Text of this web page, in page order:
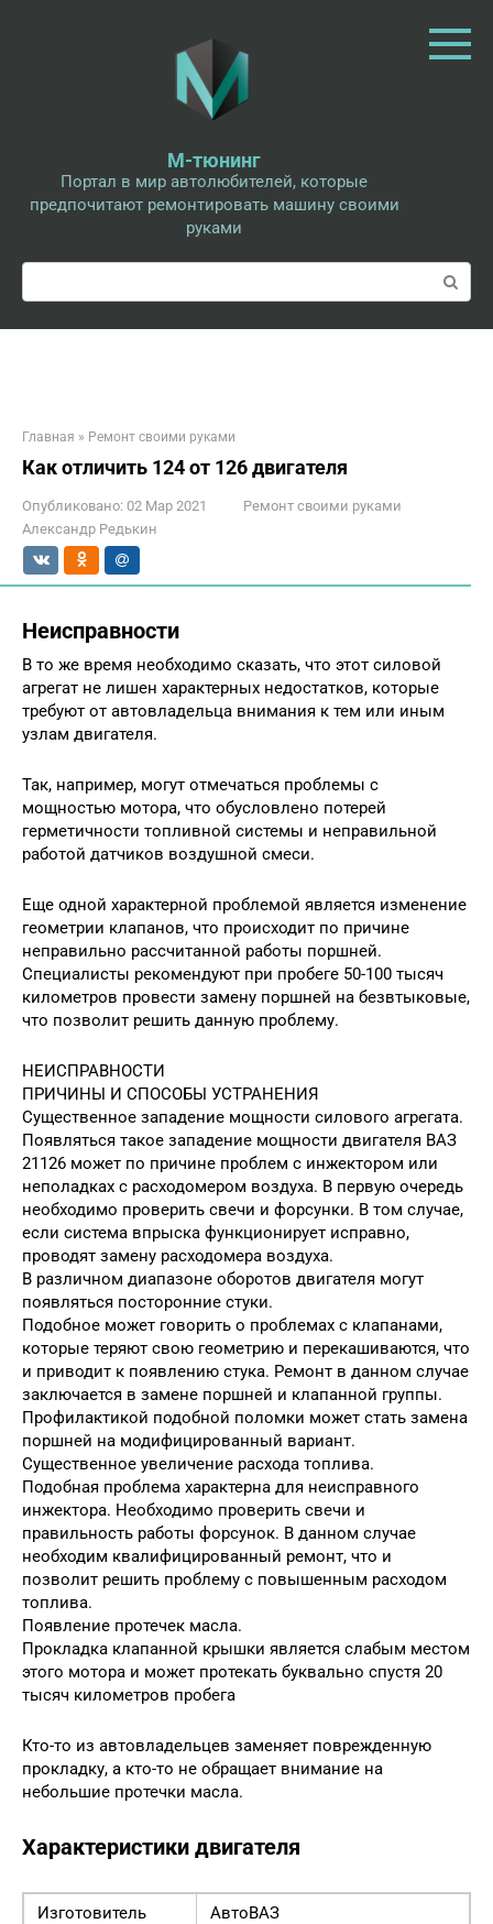
М-тюнинг
Портал в мир автолюбителей, которые
предпочитают ремонтировать машину своими
руками
Поиск:
Главная » Ремонт своими руками
Как отличить 124 от 126 двигателя
Опубликовано: 02 Мар 2021
Ремонт своими руками
Александр Редькин
Неисправности
В то же время необходимо сказать, что этот силовой
агрегат не лишен характерных недостатков, которые
требуют от автовладельца внимания к тем или иным
узлам двигателя.
Так, например, могут отмечаться проблемы с
мощностью мотора, что обусловлено потерей
герметичности топливной системы и неправильной
работой датчиков воздушной смеси.
Еще одной характерной проблемой является изменение
геометрии клапанов, что происходит по причине
неправильно рассчитанной работы поршней.
Специалисты рекомендуют при пробеге 50-100 тысяч
километров провести замену поршней на безвтыковые,
что позволит решить данную проблему.
НЕИСПРАВНОСТИ
ПРИЧИНЫ И СПОСОБЫ УСТРАНЕНИЯ
Существенное западение мощности силового агрегата.
Появляться такое западение мощности двигателя ВАЗ
21126 может по причине проблем с инжектором или
неполадках с расходомером воздуха. В первую очередь
необходимо проверить свечи и форсунки. В том случае,
если система впрыска функционирует исправно,
проводят замену расходомера воздуха.
В различном диапазоне оборотов двигателя могут
появляться посторонние стуки.
Подобное может говорить о проблемах с клапанами,
которые теряют свою геометрию и перекашиваются, что
и приводит к появлению стука. Ремонт в данном случае
заключается в замене поршней и клапанной группы.
Профилактикой подобной поломки может стать замена
поршней на модифицированный вариант.
Существенное увеличение расхода топлива.
Подобная проблема характерна для неисправного
инжектора. Необходимо проверить свечи и
правильность работы форсунок. В данном случае
необходим квалифицированный ремонт, что и
позволит решить проблему с повышенным расходом
топлива.
Появление протечек масла.
Прокладка клапанной крышки является слабым местом
этого мотора и может протекать буквально спустя 20
тысяч километров пробега
Кто-то из автовладельцев заменяет поврежденную
прокладку, а кто-то не обращает внимание на
небольшие протечки масла.
Характеристики двигателя
Изготовитель
АвтоВАЗ